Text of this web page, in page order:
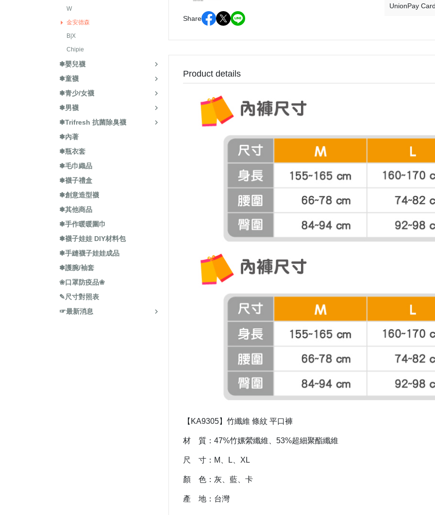
W
金安德森
B|X
Chipie
❃嬰兒襪
❃童襪
❃青少/女襪
❃男襪
❃Trifresh 抗菌除臭襪
❃內著
❃瓶衣套
❃毛巾織品
❃襪子禮盒
❃創意造型襪
❃其他商品
❃手作暖暖圍巾
❃襪子娃娃 DIY材料包
❃手縫襪子娃娃成品
❃護腕/袖套
❀口罩防疫品❀
✎尺寸對照表
☞最新消息
Share
UnionPay
Product details
【KA9305】竹纖維 條紋 平口褲
材 質：47%竹嫘縈纖維、53%超細聚酯纖維
尺 寸：M、L、XL
顏 色：灰、藍、卡
產 地：台灣